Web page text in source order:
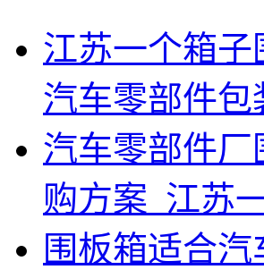
江苏一个箱
汽车零部件包
汽车零部件
购方案_江苏
围板箱适合